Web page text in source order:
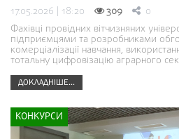
17.05.2026 | 18:20 309 0
Фахівці провідних вітчизняних
підприємцями та розробниками
комерціалізації навчання,
тотальну цифровізацію аграрного
ДОКЛАДНІШЕ...
КОНКУРСИ